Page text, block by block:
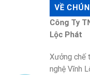
VỀ
Công Ty
Lộc Phát
Xưởng chế
nghệ Vĩnh